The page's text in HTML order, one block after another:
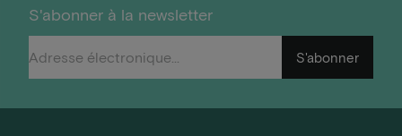
S'abonner à la newsletter
S'abonner